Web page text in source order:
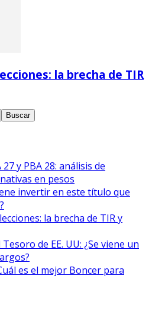
la brecha de TIR
y PBA 28: análisis de
en pesos
invertir en este título que
la brecha de TIR y
de EE. UU: ¿Se viene un
es el mejor Boncer para